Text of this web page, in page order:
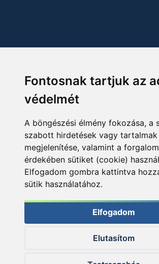
Fontosnak tartjuk az
védelmét
A böngészési élmény fokozása, a
szabott hirdetések vagy tartalmak
megjelenítése, valamint a
érdekében sütiket (cookie)
Elfogadom gombra kattintva
sütik használatához.
Elfogadom
Elutasítom